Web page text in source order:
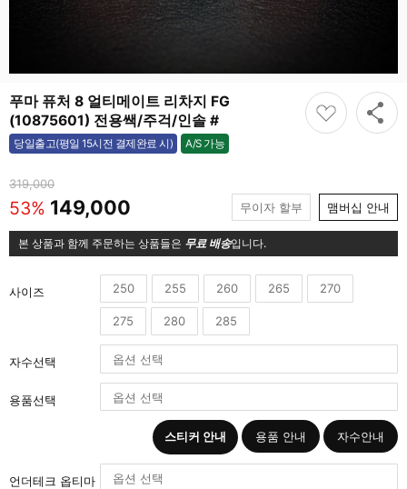
푸마 퓨처 8 얼티메이트 리차지 FG
(10875601) 전용쌕/주걱/인솔 #
당일출고(평일 15시전 결제완료 시) A/S 가능
가능
319,000
53% 149,000 무이자 할부 맴버십 안내
본 상품과 함께 주문하는 상품들은 무료 배송입니다.
사이즈 250 255 260 265 270
275 280 285
자수선택
용품선택
스티커 안내 용품 안내 자수안내
언더테크 옵티마